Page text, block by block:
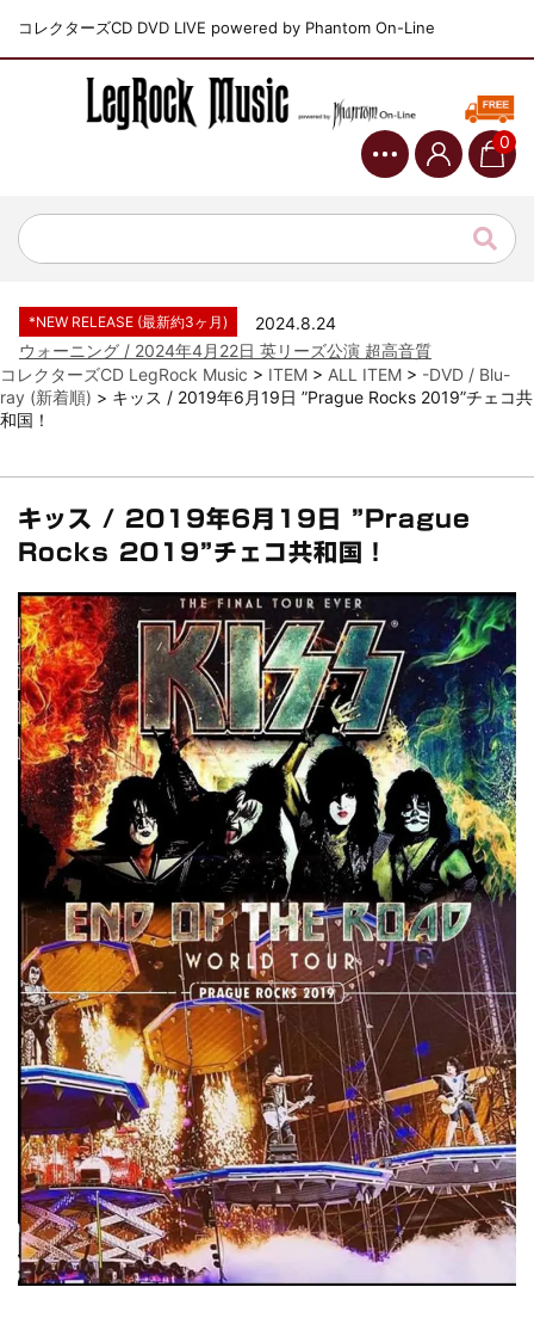
コレクターズCD DVD LIVE powered by Phantom On-Line
0
ジャーニー / 1979年5月8+9日 コロラド州 2公演 SBD 完全収録！
*NEW RELEASE (最新約3ヶ月)
2024.11.9
*NEW RELEASE (最新約3ヶ月)
2024.8.24
ウォーニング / 2024年4月22日 英リーズ公演 超高音質
IEM+Aud！
*NEW RELEASE (最新約3ヶ月)
2024.6.24
ビリー・ジョエル / 2024年3月24日 100Aniv. 米M.S.G公演 完全
リアム・ギャラガー / 2024年6月3日 カーディフ公演 IEM/AUD 完
全収録！
*NEW RELEASE (最新約3ヶ月)
2024.6.24
スコーピオンズ / 2024年6月15日 リスボン公演 FHD 完全収録！
*NEW RELEASE (最新約3ヶ月)
2024.6.20
マネスキン / 2024年6月9日 ドイツ ROCK AM RING 公演 FHD 完
全収録！
*NEW RELEASE (最新約3ヶ月)
2024.6.9
リアム・ギャラガー / 2024年6月1日 英国シェフィールド公演 完
全収録！
*NEW RELEASE (最新約3ヶ月)
2024.6.9
メガデス / 2023年8月4日 ドイツ W.O.A. 公演 FHD 完全収録！
*NEW RELEASE (最新約3ヶ月)
2024.6.9
ユーライア・ヒープ / 2023年8月3日 ドイツ W.O.A. 公演 FHD 完
全収録！
*NEW RELEASE (最新約3ヶ月)
2024.6.9
ジャーニー / 1979年5月8+9日 コロラド州 2公演 SBD 完全収録！
*NEW RELEASE (最新約3ヶ月)
2024.11.9
NGHFB / 2024年7月28日 フジロック’24公演 超高音質AI-SBD！
*NEW RELEASE (最新約3ヶ月)
2024.8.24
ウォーニング / 2024年4月22日 英リーズ公演 超高音質
IEM+Aud！
*NEW RELEASE (最新約3ヶ月)
2024.6.24
ビリー・ジョエル / 2024年3月24日 100Aniv. 米M.S.G公演 完全
収録！
*NEW RELEASE (最新約3ヶ月)
2024.6.24
リアム・ギャラガー / 2024年6月3日 カーディフ公演 IEM/AUD 完
全収録！
*NEW RELEASE (最新約3ヶ月)
2024.6.24
コレクターズCD LegRock Music > ITEM > ALL ITEM > -DVD / Blu-
ray (新着順) > キッス / 2019年6月19日 ”Prague Rocks 2019”チェコ共
和国！
キッス / 2019年6月19日 ”Prague
Rocks 2019”チェコ共和国！